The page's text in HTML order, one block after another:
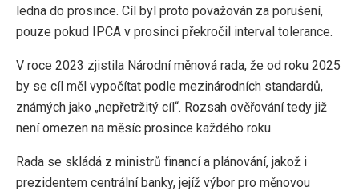
ledna do prosince. Cíl byl proto považován za porušení,
pouze pokud IPCA v prosinci překročil interval tolerance.
V roce 2023 zjistila Národní měnová rada, že od roku 2025
by se cíl měl vypočítat podle mezinárodních standardů,
známých jako „nepřetržitý cíl“. Rozsah ověřování tedy již
není omezen na měsíc prosince každého roku.
Rada se skládá z ministrů financí a plánování, jakož i
prezidentem centrální banky, jejíž výbor pro měnovou